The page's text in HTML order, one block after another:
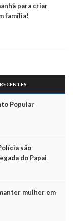
para criar
família!
RECENTES
Popular
são
do Papai
mulher em